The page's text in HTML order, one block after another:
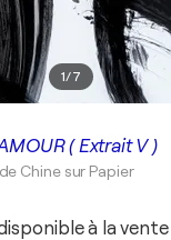
1/7
( Extrait V )
Chine sur Papier
à la vente